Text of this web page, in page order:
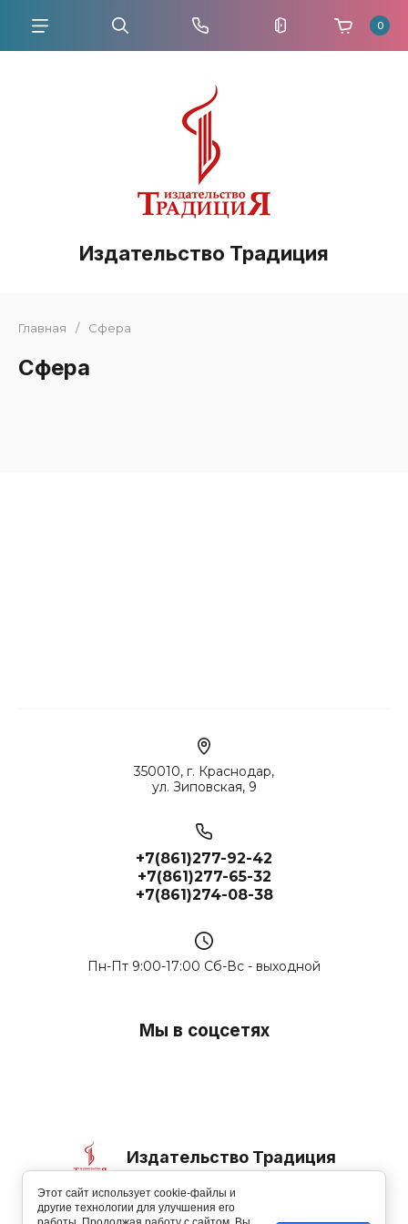
Издательство Традиция
0
Главная / Сфера
Сфера
Издательство Традиция
© 2006-2026
350010, г. Краснодар,
ул. Зиповская, 9
+7(861)277-92-42
+7(861)277-65-32
+7(861)274-08-38
Пн-Пт 9:00-17:00 Сб-Вс - выходной
Мы в соцсетях
Этот сайт использует cookie-файлы и
другие технологии для улучшения его